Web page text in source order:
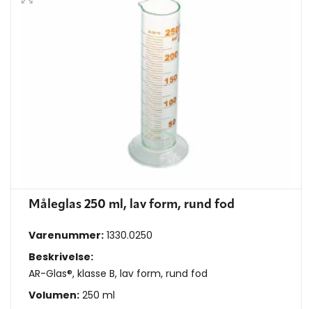
Måleglas 250 ml, lav form, rund fod
Varenummer: 1330.0250
Beskrivelse:
AR-Glas®, klasse B, lav form, rund fod
Volumen: 250 ml